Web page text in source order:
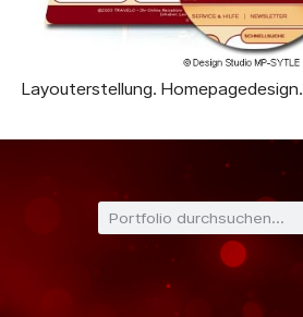
Layouterstellung. Homepagedesign.